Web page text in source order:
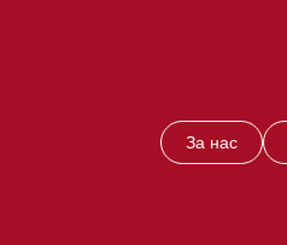
За нас